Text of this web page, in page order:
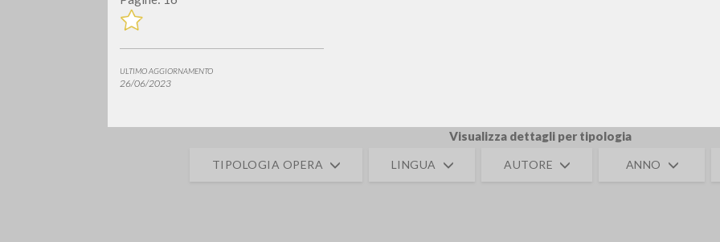
ULTIMO AGGIORNAMENTO
26/06/2023
Visualizza dettagli per tipologia
TIPOLOGIA OPERA LINGUA AUTORE ANNO